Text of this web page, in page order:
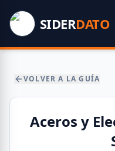
SIDERDATO
VOLVER A LA GUÍA
Aceros y